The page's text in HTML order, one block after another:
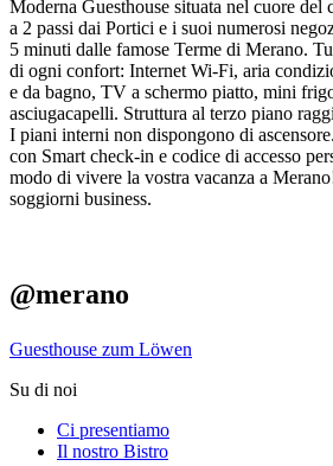
Moderna Guesthouse situata nel cuore del
a 2 passi dai Portici e i suoi numerosi
5 minuti dalle famose Terme di Merano.
di ogni confort: Internet Wi-Fi, aria
e da bagno, TV a schermo piatto, mini
asciugacapelli. Struttura al terzo piano
I piani interni non dispongono di
con Smart check-in e codice di accesso
modo di vivere la vostra vacanza a
soggiorni business.
@merano
Guesthouse zum Löwen
Su di noi
Ci presentiamo
Il nostro Bistro